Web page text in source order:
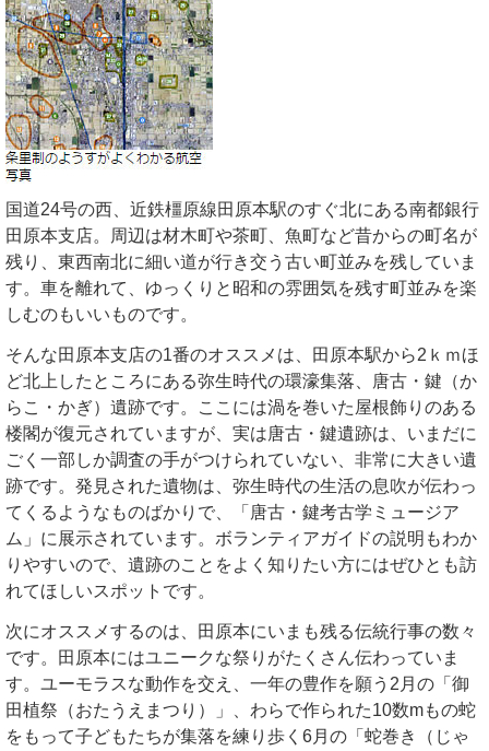
国道24号の西、近鉄橿原線田原本駅のすぐ北にある南都銀行
田原本支店。周辺は材木町や茶町、魚町など昔からの町名が
残り、東西南北に細い道が行き交う古い町並みを残していま
す。車を離れて、ゆっくりと昭和の雰囲気を残す町並みを楽
しむのもいいものです。
そんな田原本支店の1番のオススメは、田原本駅から2ｋｍほ
ど北上したところにある弥生時代の環濠集落、唐古・鍵（か
らこ・かぎ）遺跡です。ここには渦を巻いた屋根飾りのある
楼閣が復元されていますが、実は唐古・鍵遺跡は、いまだに
ごく一部しか調査の手がつけられていない、非常に大きい遺
跡です。発見された遺物は、弥生時代の生活の息吹が伝わっ
てくるようなものばかりで、「唐古・鍵考古学ミュージア
ム」に展示されています。ボランティアガイドの説明もわか
りやすいので、遺跡のことをよく知りたい方にはぜひとも訪
れてほしいスポットです。
次にオススメするのは、田原本にいまも残る伝統行事の数々
です。田原本にはユニークな祭りがたくさん伝わっていま
す。ユーモラスな動作を交え、一年の豊作を願う2月の「御
田植祭（おたうえまつり）」、わらで作られた10数mもの蛇
をもって子どもたちが集落を練り歩く6月の「蛇巻き（じゃ